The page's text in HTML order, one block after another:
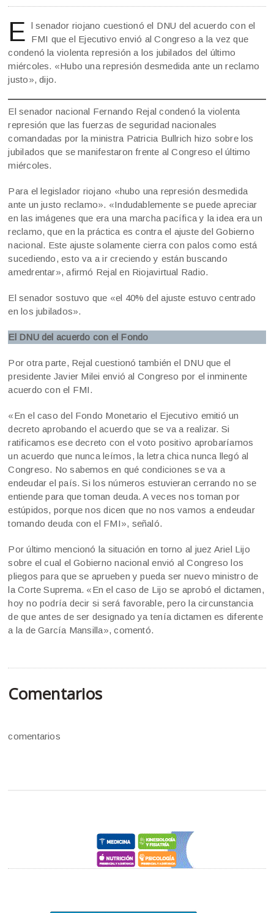
E l senador riojano cuestionó el DNU del acuerdo con el
FMI que el Ejecutivo envió al Congreso a la vez que
condenó la violenta represión a los jubilados del último
miércoles. «Hubo una represión desmedida ante un reclamo
justo», dijo.
El senador nacional Fernando Rejal condenó la violenta
represión que las fuerzas de seguridad nacionales
comandadas por la ministra Patricia Bullrich hizo sobre los
jubilados que se manifestaron frente al Congreso el último
miércoles.
Para el legislador riojano «hubo una represión desmedida
ante un justo reclamo». «Indudablemente se puede apreciar
en las imágenes que era una marcha pacífica y la idea era un
reclamo, que en la práctica es contra el ajuste del Gobierno
nacional. Este ajuste solamente cierra con palos como está
sucediendo, esto va a ir creciendo y están buscando
amedrentar», afirmó Rejal en Riojavirtual Radio.
El senador sostuvo que «el 40% del ajuste estuvo centrado
en los jubilados».
El DNU del acuerdo con el Fondo
Por otra parte, Rejal cuestionó también el DNU que el
presidente Javier Milei envió al Congreso por el inminente
acuerdo con el FMI.
«En el caso del Fondo Monetario el Ejecutivo emitió un
decreto aprobando el acuerdo que se va a realizar. Si
ratificamos ese decreto con el voto positivo aprobaríamos
un acuerdo que nunca leímos, la letra chica nunca llegó al
Congreso. No sabemos en qué condiciones se va a
endeudar el país. Si los números estuvieran cerrando no se
entiende para que toman deuda. A veces nos toman por
estúpidos, porque nos dicen que no nos vamos a endeudar
tomando deuda con el FMI», señaló.
Por último mencionó la situación en torno al juez Ariel Lijo
sobre el cual el Gobierno nacional envió al Congreso los
pliegos para que se aprueben y pueda ser nuevo ministro de
la Corte Suprema. «En el caso de Lijo se aprobó el dictamen,
hoy no podría decir si será favorable, pero la circunstancia
de que antes de ser designado ya tenía dictamen es diferente
a la de García Mansilla», comentó.
Comentarios
comentarios